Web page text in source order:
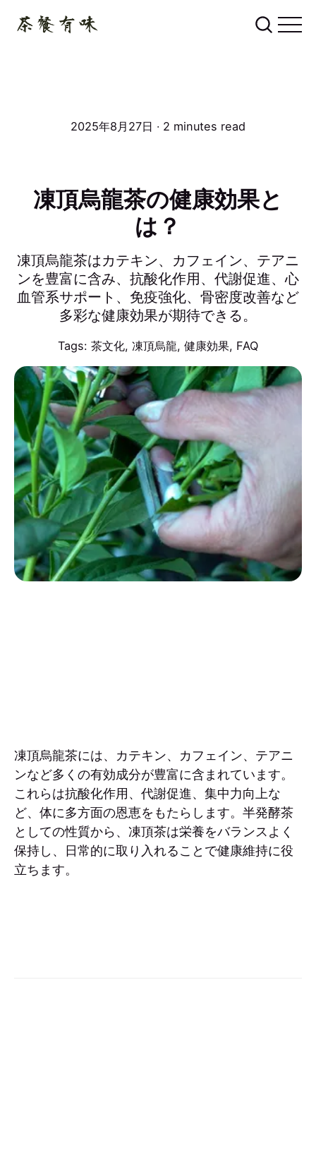
2025年8月27日 ∙ 2 minutes read
凍頂烏龍茶の健康効果と
は？
凍頂烏龍茶はカテキン、カフェイン、テアニ
ンを豊富に含み、抗酸化作用、代謝促進、心
血管系サポート、免疫強化、骨密度改善など
多彩な健康効果が期待できる。
Tags: 茶文化, 凍頂烏龍, 健康効果, FAQ
凍頂烏龍茶には、カテキン、カフェイン、テアニ
ンなど多くの有効成分が豊富に含まれています。
これらは抗酸化作用、代謝促進、集中力向上な
ど、体に多方面の恩恵をもたらします。半発酵茶
としての性質から、凍頂茶は栄養をバランスよく
保持し、日常的に取り入れることで健康維持に役
立ちます。